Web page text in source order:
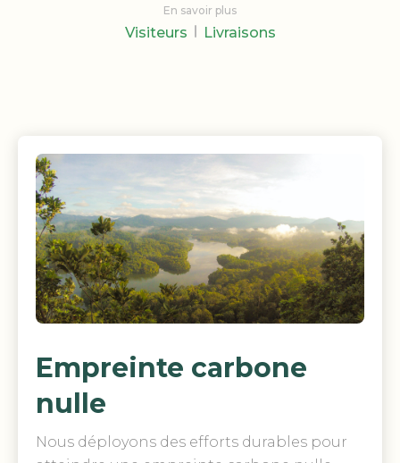
En savoir plus
Visiteurs Livraisons
Empreinte carbone
nulle
Nous déployons des efforts durables pour